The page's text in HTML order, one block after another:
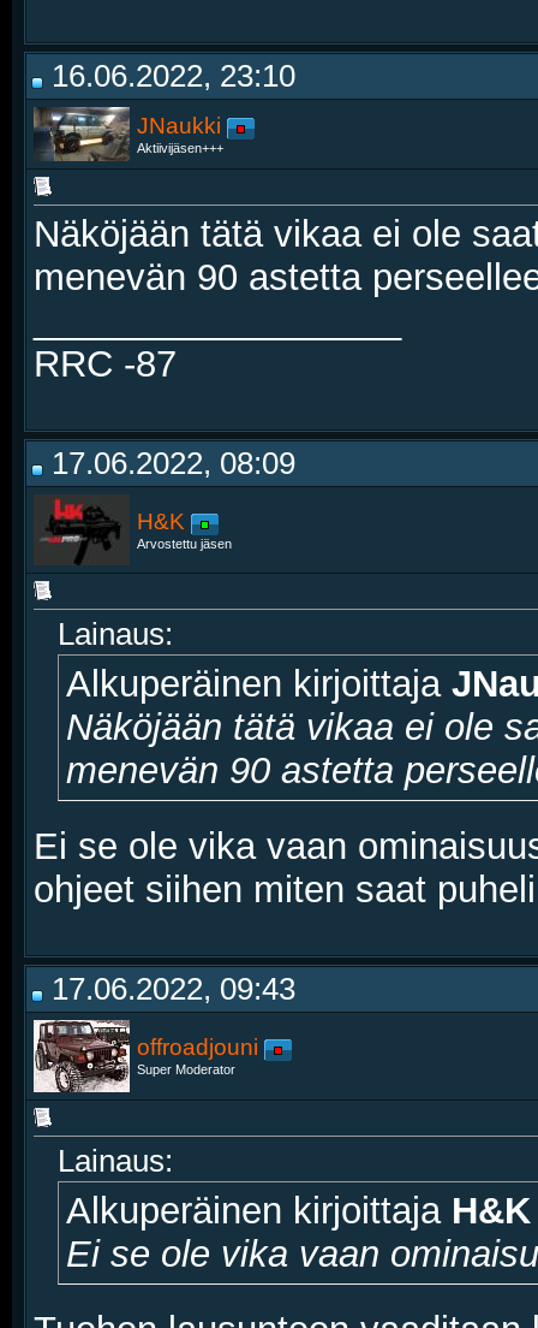
16.06.2022, 23:10
JNaukki
Aktiivijäsen+++
Näköjään tätä vikaa ei ole
menevän 90 astetta
RRC -87
17.06.2022, 08:09
H&K
Arvostettu jäsen
Lainaus:
Alkuperäinen kirjoittaja
Näköjään tätä vikaa ei ole
menevän 90 astetta
Ei se ole vika vaan
ohjeet siihen miten saat
17.06.2022, 09:43
offroadjouni
Super Moderator
Lainaus:
Alkuperäinen kirjoittaja H&K
Ei se ole vika vaan